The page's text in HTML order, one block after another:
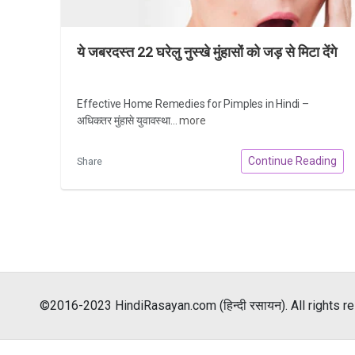
ये जबरदस्त 22 घरेलु नुस्खे मुंहासों को जड़ से मिटा देंगे
Effective Home Remedies for Pimples in Hindi –
अधिकतर मुंहासे युवावस्था...more
Share Continue Reading
©2016-2023 HindiRasayan.com (हिन्दी रसायन). All rights